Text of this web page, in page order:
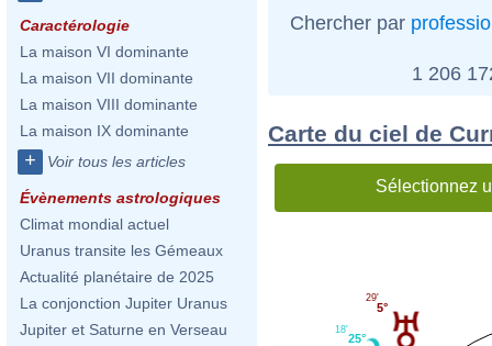
Caractérologie
La maison VI dominante
La maison VII dominante
La maison VIII dominante
La maison IX dominante
+ Voir tous les articles
Évènements astrologiques
Climat mondial actuel
Uranus transite les Gémeaux
Actualité planétaire de 2025
La conjonction Jupiter Uranus
Jupiter et Saturne en Verseau
Chercher par
1 206
Carte du ciel de
Sélectionnez
5°
29'
25°
18'